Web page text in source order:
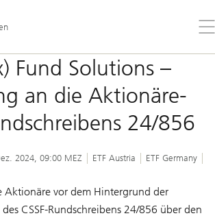
Sie
Fund Solutions –
an die Aktionäre-
24/856
2024, 09:00 MEZ ETF Austria
ETF Germany
vor dem Hintergrund der
CSSF-Rundschreibens 24/856 über den